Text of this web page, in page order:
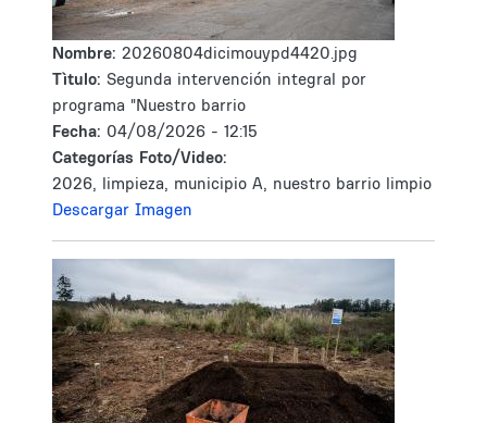
Nombre: 20260804dicimouypd4420.jpg
Tìtulo: Segunda intervención integral por
programa "Nuestro barrio
Fecha: 04/08/2026 - 12:15
Categorías Foto/Video:
2026, limpieza, municipio A, nuestro barrio limpio
Descargar Imagen